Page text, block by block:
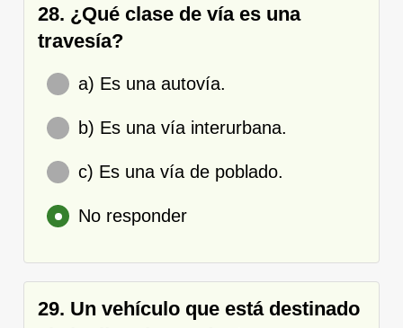
28. ¿Qué clase de vía es una
travesía?
a) Es una autovía.
b) Es una vía interurbana.
c) Es una vía de poblado.
No responder
29. Un vehículo que está destinado